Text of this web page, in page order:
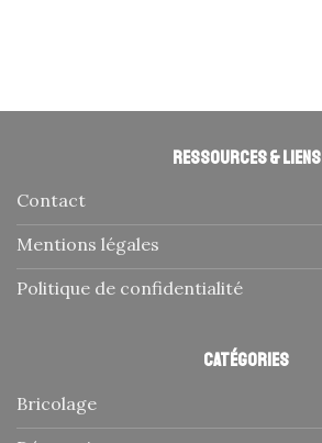
Ressources & liens
Contact
Mentions légales
Politique de confidentialité
Catégories
Bricolage